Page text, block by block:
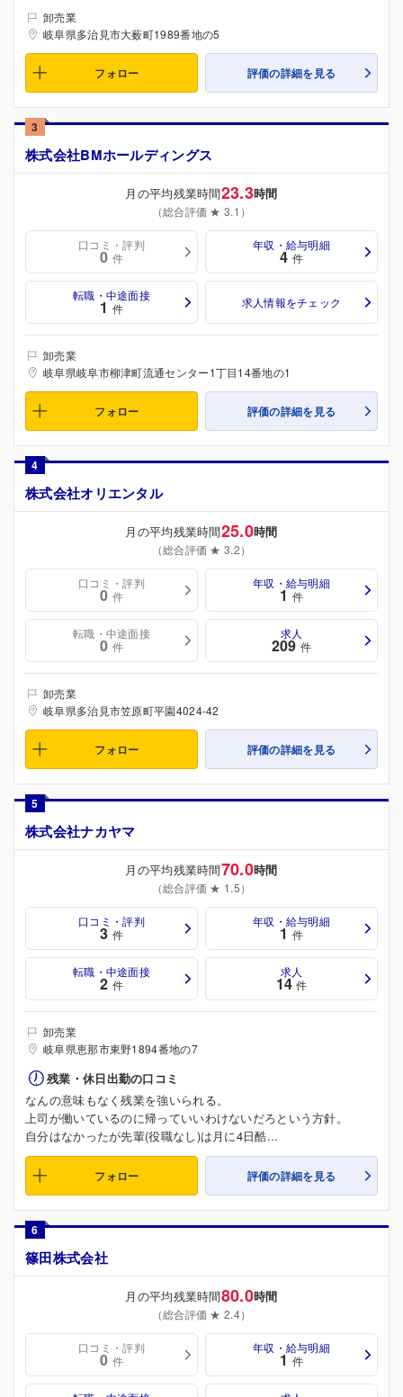
卸売業
岐阜県多治見市大薮町1989番地の5
フォロー 評価の詳細を見る
3
株式会社BMホールディングス
月の平均残業時間23.3時間
（総合評価 ★ 3.1）
口コミ・評判
0 件
年収・給与明細
4 件
転職・中途面接
1 件 求人情報をチェック
卸売業
岐阜県岐阜市柳津町流通センター1丁目14番地の1
フォロー 評価の詳細を見る
4
株式会社オリエンタル
月の平均残業時間25.0時間
（総合評価 ★ 3.2）
口コミ・評判
0 件
年収・給与明細
1 件
転職・中途面接
0 件
求人
209 件
卸売業
岐阜県多治見市笠原町平園4024-42
フォロー 評価の詳細を見る
5
株式会社ナカヤマ
月の平均残業時間70.0時間
（総合評価 ★ 1.5）
口コミ・評判
3 件
年収・給与明細
1 件
転職・中途面接
2 件
求人
14 件
卸売業
岐阜県恵那市東野1894番地の7
残業・休日出勤の口コミ
なんの意味もなく残業を強いられる。
上司が働いているのに帰っていいわけないだろという方針。
自分はなかったが先輩(役職なし)は月に4日酷...
フォロー 評価の詳細を見る
6
篠田株式会社
月の平均残業時間80.0時間
（総合評価 ★ 2.4）
口コミ・評判
0 件
年収・給与明細
1 件